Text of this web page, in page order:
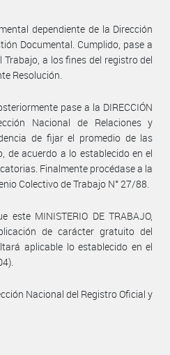
dependiente de la Dirección
Documental. Cumplido, pase a
Trabajo, a los fines del registro del
Resolución.
pase a la DIRECCIÓN
Nacional de Relaciones y
de fijar el promedio de las
de acuerdo a lo establecido en el
Finalmente procédase a la
Colectivo de Trabajo N° 27/88.
este MINISTERIO DE TRABAJO,
de carácter gratuito del
aplicable lo establecido en el
Nacional del Registro Oficial y